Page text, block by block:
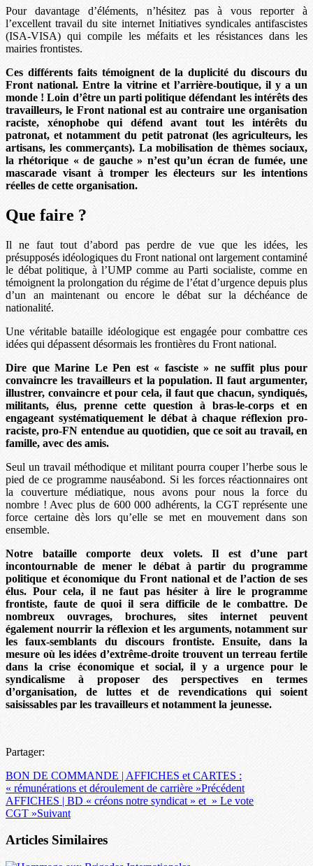
Pour davantage d’éléments, n’hésitez pas à vous reporter à
l’excellent travail du site internet Initiatives syndicales antifascistes
(ISA-VISA) qui compile les méfaits et les résistances dans les
mairies frontistes.
Ces différents faits témoignent de la duplicité du discours du
Front national. Entre la vitrine et l’arrière-boutique, il y a un
monde ! Loin d’être un parti politique défendant les intérêts des
travailleurs, le Front national est au contraire une organisation
raciste, xénophobe qui défend avant tout les intérêts du
patronat, et notamment du petit patronat (les agriculteurs, les
artisans, les commerçants). La mobilisation de thèmes sociaux,
la rhétorique « de gauche » n’est qu’un écran de fumée, une
mascarade visant à tromper les électeurs sur les intentions
réelles de cette organisation.
Que faire ?
Il ne faut tout d’abord pas perdre de vue que les idées, les
présupposés idéologiques du Front national ont largement contaminé
le débat politique, à l’UMP comme au Parti socialiste, comme en
témoignent la prolongation du régime de l’état d’urgence depuis plus
d’un an maintenant ou encore le débat sur la déchéance de
nationalité.
Une véritable bataille idéologique est engagée pour combattre ces
idées qui dépassent désormais les frontières du Front national.
Dire que Marine Le Pen est « fasciste » ne suffit plus pour
convaincre les travailleurs et la population. Il faut argumenter,
illustrer, convaincre et pour cela, il faut que chacun, syndiqués,
militants, élus, prenne cette question à bras-le-corps et en
engageant systématiquement le débat à chaque réflexion pro-
raciste, pro-FN entendue au quotidien, que ce soit au travail, en
famille, avec des amis.
Seul un travail méthodique et militant pourra couper l’herbe sous le
pied de ce programme nauséabond. Si les forces réactionnaires ont
la couverture médiatique, nous avons pour nous la force du
nombre ! Avec plus de 600 000 adhérents, la CGT représente une
force certaine dès lors qu’elle se met en mouvement dans son
ensemble.
Notre bataille comporte deux volets. Il est d’une part
incontournable de mener le débat à partir du programme
politique et économique du Front national et de l’action de ses
élus. Pour cela, il ne faut pas hésiter à lire le programme
frontiste, faute de quoi il sera difficile de le combattre. De
nombreux ouvrages, brochures, sites internet peuvent
également nourrir la réflexion et les arguments, notamment sur
les faux-semblants du discours frontiste. Ensuite, dans la
mesure où les idées d’extrême-droite trouvent un terreau fertile
dans la crise économique et social, il y a urgence pour le
syndicalisme à proposer des perspectives en termes
d’organisation, de luttes et de revendications qui soient
saisissables par les travailleurs et notamment la jeunesse.
Partager:
BON DE COMMANDE | AFFICHES et CARTES :
« rémunérations et déroulement de carrière »Précédent
AFFICHES | BD « créons notre syndicat » et » Le vote
CGT »Suivant
Articles Similaires